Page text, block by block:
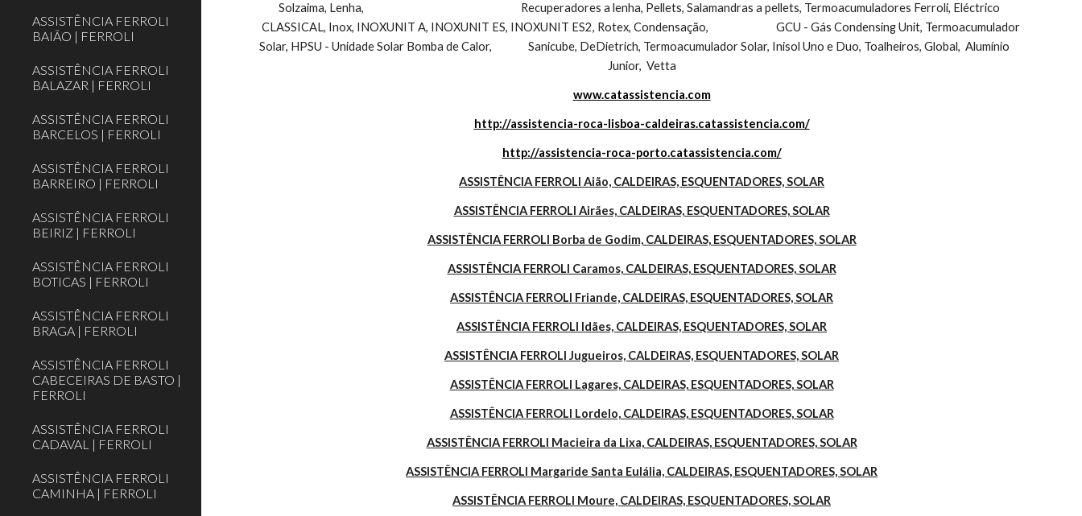
ASSISTÊNCIA FERROLI
BAIÃO | FERROLI
ASSISTÊNCIA FERROLI
BALAZAR | FERROLI
ASSISTÊNCIA FERROLI
BARCELOS | FERROLI
ASSISTÊNCIA FERROLI
BARREIRO | FERROLI
ASSISTÊNCIA FERROLI
BEIRIZ | FERROLI
ASSISTÊNCIA FERROLI
BOTICAS | FERROLI
ASSISTÊNCIA FERROLI
BRAGA | FERROLI
ASSISTÊNCIA FERROLI
CABECEIRAS DE BASTO |
FERROLI
ASSISTÊNCIA FERROLI
CADAVAL | FERROLI
ASSISTÊNCIA FERROLI
CAMINHA | FERROLI
Solzaima, Lenha,                                                                 Recuperadores a lenha, Pellets, Salamandras a pellets, Termoacumuladores Ferroli, Eléctrico
CLASSICAL, Inox, INOXUNIT A, INOXUNIT ES, INOXUNIT ES2, Rotex, Condensação,                            GCU - Gás Condensing Unit, Termoacumulador
Solar, HPSU - Unidade Solar Bomba de Calor,               Sanicube, DeDietrich, Termoacumulador Solar, Inisol Uno e Duo, Toalheiros, Global,  Alumínio
Junior,  Vetta
www.catassistencia.com
http://assistencia-roca-lisboa-caldeiras.catassistencia.com/
http://assistencia-roca-porto.catassistencia.com/
ASSISTÊNCIA FERROLI Aião, CALDEIRAS, ESQUENTADORES, SOLAR
ASSISTÊNCIA FERROLI Airães, CALDEIRAS, ESQUENTADORES, SOLAR
ASSISTÊNCIA FERROLI Borba de Godim, CALDEIRAS, ESQUENTADORES, SOLAR
ASSISTÊNCIA FERROLI Caramos, CALDEIRAS, ESQUENTADORES, SOLAR
ASSISTÊNCIA FERROLI Friande, CALDEIRAS, ESQUENTADORES, SOLAR
ASSISTÊNCIA FERROLI Idães, CALDEIRAS, ESQUENTADORES, SOLAR
ASSISTÊNCIA FERROLI Jugueiros, CALDEIRAS, ESQUENTADORES, SOLAR
ASSISTÊNCIA FERROLI Lagares, CALDEIRAS, ESQUENTADORES, SOLAR
ASSISTÊNCIA FERROLI Lordelo, CALDEIRAS, ESQUENTADORES, SOLAR
ASSISTÊNCIA FERROLI Macieira da Lixa, CALDEIRAS, ESQUENTADORES, SOLAR
ASSISTÊNCIA FERROLI Margaride Santa Eulália, CALDEIRAS, ESQUENTADORES, SOLAR
ASSISTÊNCIA FERROLI Moure, CALDEIRAS, ESQUENTADORES, SOLAR